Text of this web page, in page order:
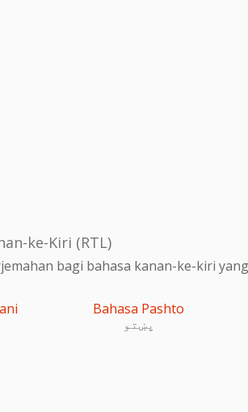
ke-Kiri (RTL)
bagi bahasa kanan-ke-kiri
Bahasa Pashto
پښتو